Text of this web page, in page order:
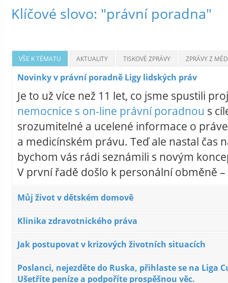
Klíčové slovo: "právní poradna"
VŠE K TÉMATU AKTUALITY TISKOVÉ ZPRÁVY ZPRÁVY Z
Novinky v právní poradně Ligy lidských práv
Je to už více než 11 let, co jsme spustili
nemocnice s on-line právní poradnou s
srozumitelné a ucelené informace o
a medicínském právu. Teď ale nastal čas
bychom vás rádi seznámili s novým
V první řadě došlo k personální obměně –
Můj život v dětském domově
Klinika zdravotnického práva
Jak postupovat v krizových životních situacích
Poslanci, nejezděte do Ruska, přihlaste se na Liga
Ušetříte peníze a podpoříte prospěšnou věc.